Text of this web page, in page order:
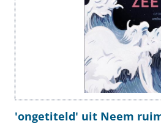
'ongetiteld' uit Neem